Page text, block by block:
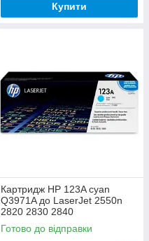
Купити
Картридж HP 123A cyan
Q3971A до LaserJet 2550n
2820 2830 2840
Готово до відправки